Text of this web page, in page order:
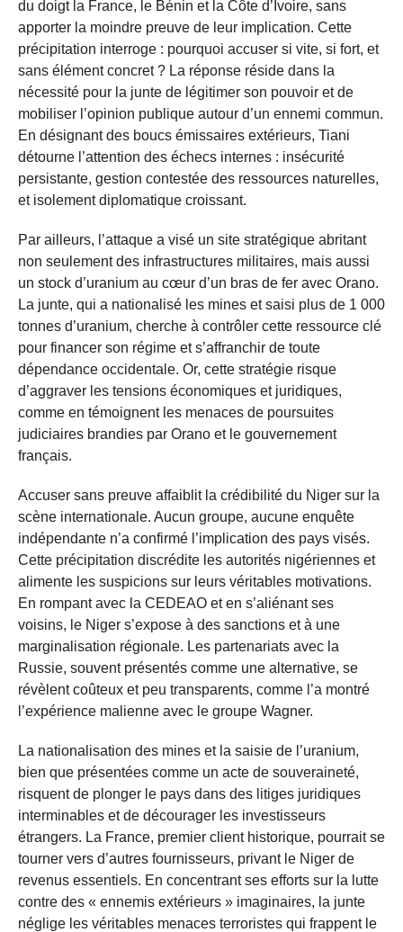
du doigt la France, le Bénin et la Côte d’Ivoire, sans
apporter la moindre preuve de leur implication. Cette
précipitation interroge : pourquoi accuser si vite, si fort, et
sans élément concret ? La réponse réside dans la
nécessité pour la junte de légitimer son pouvoir et de
mobiliser l’opinion publique autour d’un ennemi commun.
En désignant des boucs émissaires extérieurs, Tiani
détourne l’attention des échecs internes : insécurité
persistante, gestion contestée des ressources naturelles,
et isolement diplomatique croissant.
Par ailleurs, l’attaque a visé un site stratégique abritant
non seulement des infrastructures militaires, mais aussi
un stock d’uranium au cœur d’un bras de fer avec Orano.
La junte, qui a nationalisé les mines et saisi plus de 1 000
tonnes d’uranium, cherche à contrôler cette ressource clé
pour financer son régime et s’affranchir de toute
dépendance occidentale. Or, cette stratégie risque
d’aggraver les tensions économiques et juridiques,
comme en témoignent les menaces de poursuites
judiciaires brandies par Orano et le gouvernement
français.
Accuser sans preuve affaiblit la crédibilité du Niger sur la
scène internationale. Aucun groupe, aucune enquête
indépendante n’a confirmé l’implication des pays visés.
Cette précipitation discrédite les autorités nigériennes et
alimente les suspicions sur leurs véritables motivations.
En rompant avec la CEDEAO et en s’aliénant ses
voisins, le Niger s’expose à des sanctions et à une
marginalisation régionale. Les partenariats avec la
Russie, souvent présentés comme une alternative, se
révèlent coûteux et peu transparents, comme l’a montré
l’expérience malienne avec le groupe Wagner.
La nationalisation des mines et la saisie de l’uranium,
bien que présentées comme un acte de souveraineté,
risquent de plonger le pays dans des litiges juridiques
interminables et de décourager les investisseurs
étrangers. La France, premier client historique, pourrait se
tourner vers d’autres fournisseurs, privant le Niger de
revenus essentiels. En concentrant ses efforts sur la lutte
contre des « ennemis extérieurs » imaginaires, la junte
néglige les véritables menaces terroristes qui frappent le